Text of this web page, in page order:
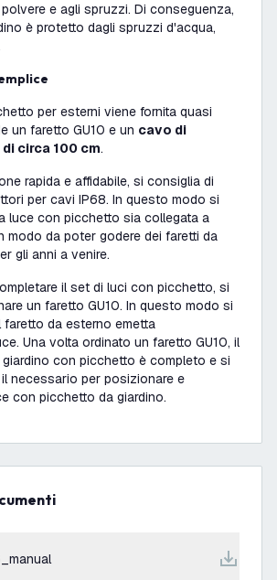
e agli spruzzi. Di conseguenza,
è protetto dagli spruzzi d'acqua,
per esterni viene fornita quasi
un faretto GU10 e un cavo di
circa 100 cm.
rapida e affidabile, si consiglia di
per cavi IP68. In questo modo si
luce con picchetto sia collegata a
modo da poter godere dei faretti da
gli anni a venire.
il set di luci con picchetto, si
un faretto GU10. In questo modo si
faretto da esterno emetta
Una volta ordinato un faretto GU10, il
con picchetto è completo e si
necessario per posizionare e
con picchetto da giardino.